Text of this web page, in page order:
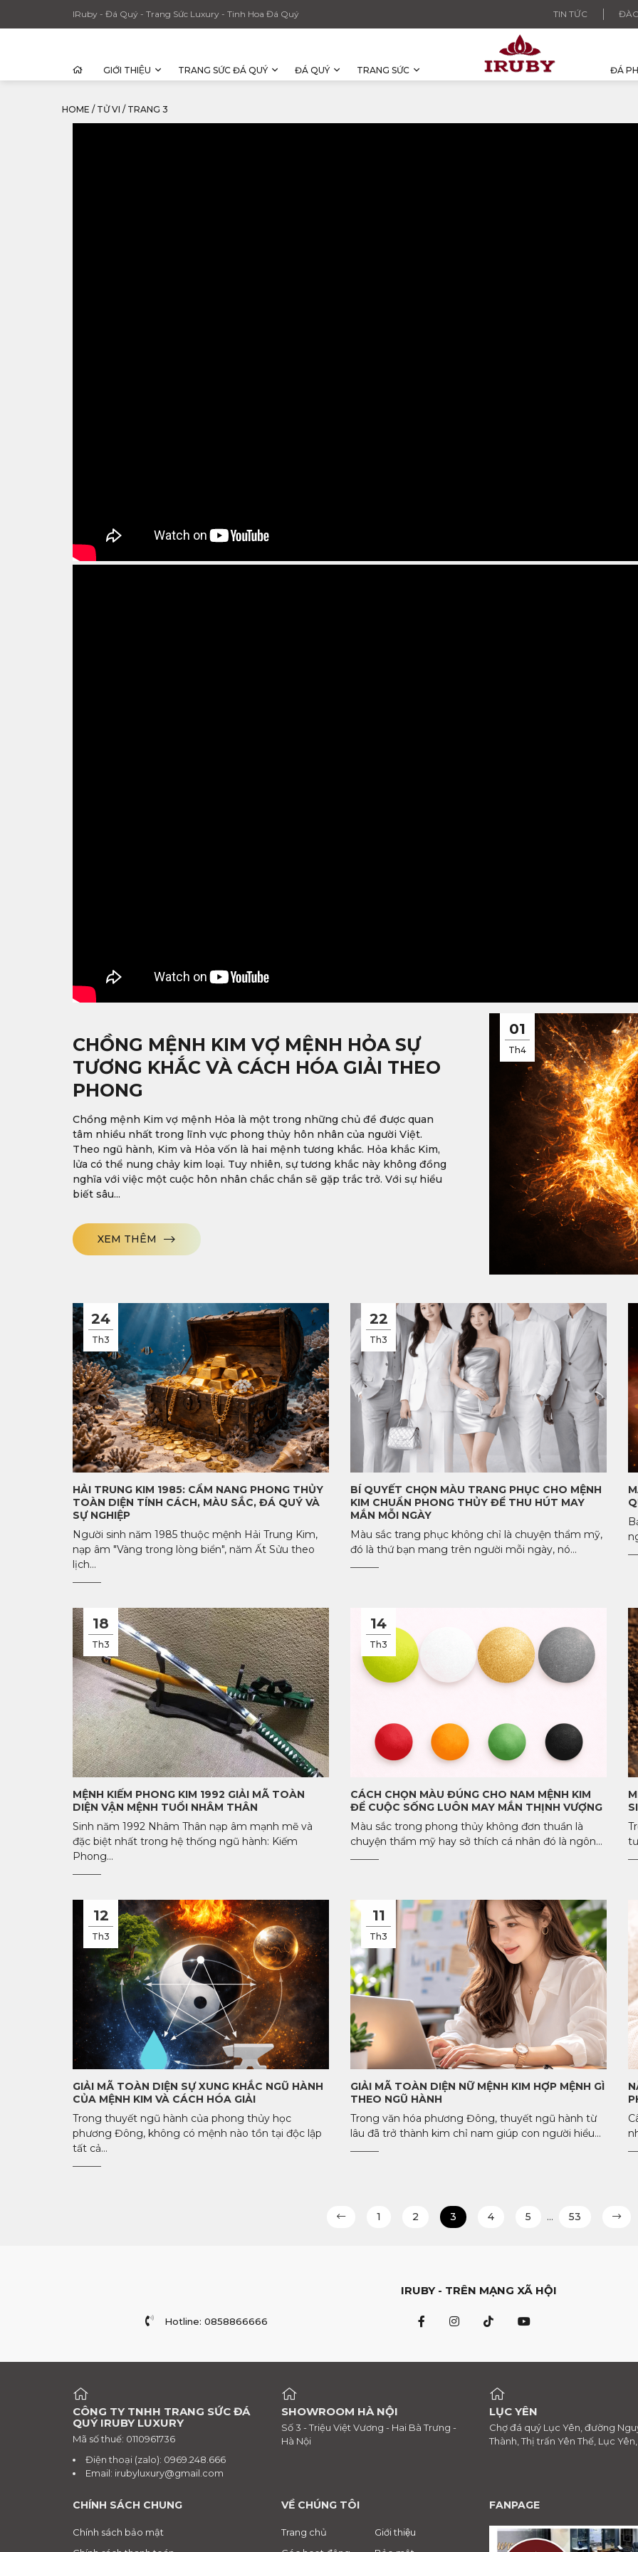
IRuby - Đá Quý - Trang Sức Luxury - Tinh Hoa Đá Quý TIN TỨC
GIỚI THIỆU TRANG SỨC ĐÁ QUÝ ĐÁ QUÝ TRANG SỨC ĐÁ
HOME / TỬ VI / TRANG 3
CHỒNG MỆNH KIM VỢ MỆNH HỎA SỰ
TƯƠNG KHẮC VÀ CÁCH HÓA GIẢI THEO
PHONG
Chồng mệnh Kim vợ mệnh Hỏa là một trong những chủ đề được quan
tâm nhiều nhất trong lĩnh vực phong thủy hôn nhân của người Việt.
Theo ngũ hành, Kim và Hỏa vốn là hai mệnh tương khắc. Hỏa khắc Kim,
lửa có thể nung chảy kim loại. Tuy nhiên, sự tương khắc này không đồng
nghĩa với việc một cuộc hôn nhân chắc chắn sẽ gặp trắc trở. Với sự hiểu
biết sâu...
XEM THÊM
01
Th4
24
Th3
HẢI TRUNG KIM 1985: CẨM NANG PHONG THỦY
TOÀN DIỆN TÍNH CÁCH, MÀU SẮC, ĐÁ QUÝ VÀ
SỰ NGHIỆP
Người sinh năm 1985 thuộc mệnh Hải Trung Kim,
nạp âm "Vàng trong lòng biển", năm Ất Sửu theo
lịch...
22
Th3
BÍ QUYẾT CHỌN MÀU TRANG PHỤC CHO MỆNH
KIM CHUẨN PHONG THỦY ĐỂ THU HÚT MAY
MẮN MỖI NGÀY
Màu sắc trang phục không chỉ là chuyện thẩm mỹ,
đó là thứ bạn mang trên người mỗi ngày, nó...
18
Th3
MỆNH KIẾM PHONG KIM 1992 GIẢI MÃ TOÀN
DIỆN VẬN MỆNH TUỔI NHÂM THÂN
Sinh năm 1992 Nhâm Thân nạp âm mạnh mẽ và
đặc biệt nhất trong hệ thống ngũ hành: Kiếm
Phong...
14
Th3
CÁCH CHỌN MÀU ĐÚNG CHO NAM MỆNH KIM
ĐỂ CUỘC SỐNG LUÔN MAY MẮN THỊNH VƯỢNG
Màu sắc trong phong thủy không đơn thuần là
chuyện thẩm mỹ hay sở thích cá nhân đó là ngôn...
12
Th3
GIẢI MÃ TOÀN DIỆN SỰ XUNG KHẮC NGŨ HÀNH
CỦA MỆNH KIM VÀ CÁCH HÓA GIẢI
Trong thuyết ngũ hành của phong thủy học
phương Đông, không có mệnh nào tồn tại độc lập
tất cả...
11
Th3
GIẢI MÃ TOÀN DIỆN NỮ MỆNH KIM HỢP MỆNH GÌ
THEO NGŨ HÀNH
Trong văn hóa phương Đông, thuyết ngũ hành từ
lâu đã trở thành kim chỉ nam giúp con người hiểu...
1 2 3 4 5 … 53
IRUBY - TRÊN MẠNG XÃ HỘI
Hotline: 0858866666
CÔNG TY TNHH TRANG SỨC ĐÁ
QUÝ IRUBY LUXURY
Mã số thuế: 0110961736
Điện thoại (zalo): 0969.248.666
Email: irubyluxury@gmail.com
SHOWROOM HÀ NỘI
Số 3 - Triệu Việt Vương - Hai Bà Trưng -
Hà Nội
LỤC YÊN
Chợ đá quý Lục Yên, đường
Thành, Thị trấn Yên Thế, Lục
CHÍNH SÁCH CHUNG
Chính sách bảo mật
VỀ CHÚNG TÔI
Trang chủ
Giới thiệu
FANPAGE